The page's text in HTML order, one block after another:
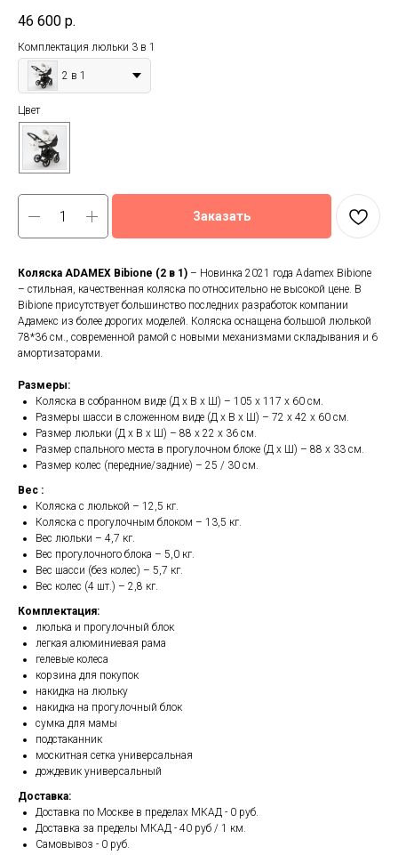
46 600 р.
Комплектация люльки 3 в 1
2 в 1
Цвет
Заказать
Коляска ADAMEX Bibione (2 в 1) – Новинка 2021 года Adamex Bibione
– стильная, качественная коляска по относительно не высокой цене. В
Bibione присутствует большинство последних разработок компании
Адамекс из более дорогих моделей. Коляска оснащена большой люлькой
78*36 см., современной рамой с новыми механизмами складывания и 6
амортизаторами.
Размеры:
Коляска в собранном виде (Д х В х Ш) – 105 х 117 х 60 см.
Размеры шасси в сложенном виде (Д х В х Ш) – 72 х 42 х 60 см.
Размер люльки (Д х В х Ш) – 88 х 22 х 36 см.
Размер спального места в прогулочном блоке (Д х Ш) – 88 х 33 см.
Размер колес (передние/задние) – 25 / 30 см.
Вес :
Коляска с люлькой – 12,5 кг.
Коляска с прогулочным блоком – 13,5 кг.
Вес люльки – 4,7 кг.
Вес прогулочного блока – 5,0 кг.
Вес шасси (без колес) – 5,7 кг.
Вес колес (4 шт.) – 2,8 кг.
Комплектация:
люлька и прогулочный блок
легкая алюминиевая рама
гелевые колеса
корзина для покупок
накидка на люльку
накидка на прогулочный блок
сумка для мамы
подстаканник
москитная сетка универсальная
дождевик универсальный
Доставка:
Доставка по Москве в пределах МКАД - 0 руб.
Доставка за пределы МКАД - 40 руб / 1 км.
Самовывоз - 0 руб.